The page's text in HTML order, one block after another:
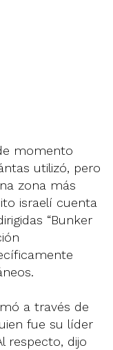
momento
utilizó, pero
zona más
israelí cuenta
“Bunker
a través de
fue su líder
respecto, dijo